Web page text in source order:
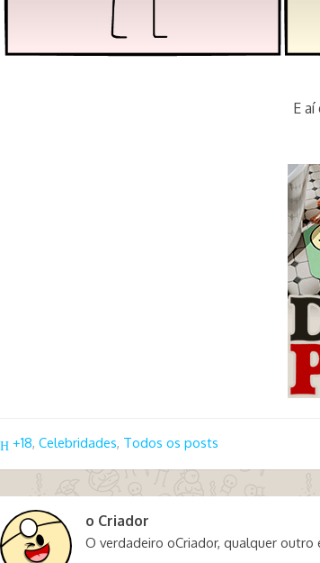
E
+18, Celebridades, Todos os posts
o Criador
O verdadeiro oCriador, qualquer outro